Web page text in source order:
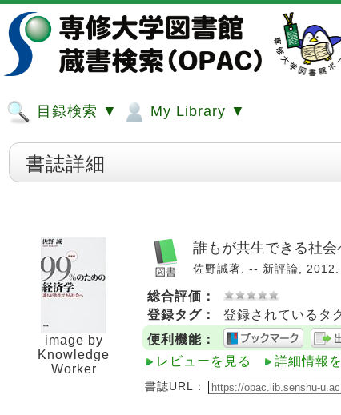
目録検索 ▼ My Library ▼
書誌詳細
image by
Knowledge
Worker
誰もが共生できる社会
佐野誠著. -- 新評論,
総合評価：
登録タグ：
登録されているタ
便利機能：
レビューを見る
詳細情報
書誌URL：